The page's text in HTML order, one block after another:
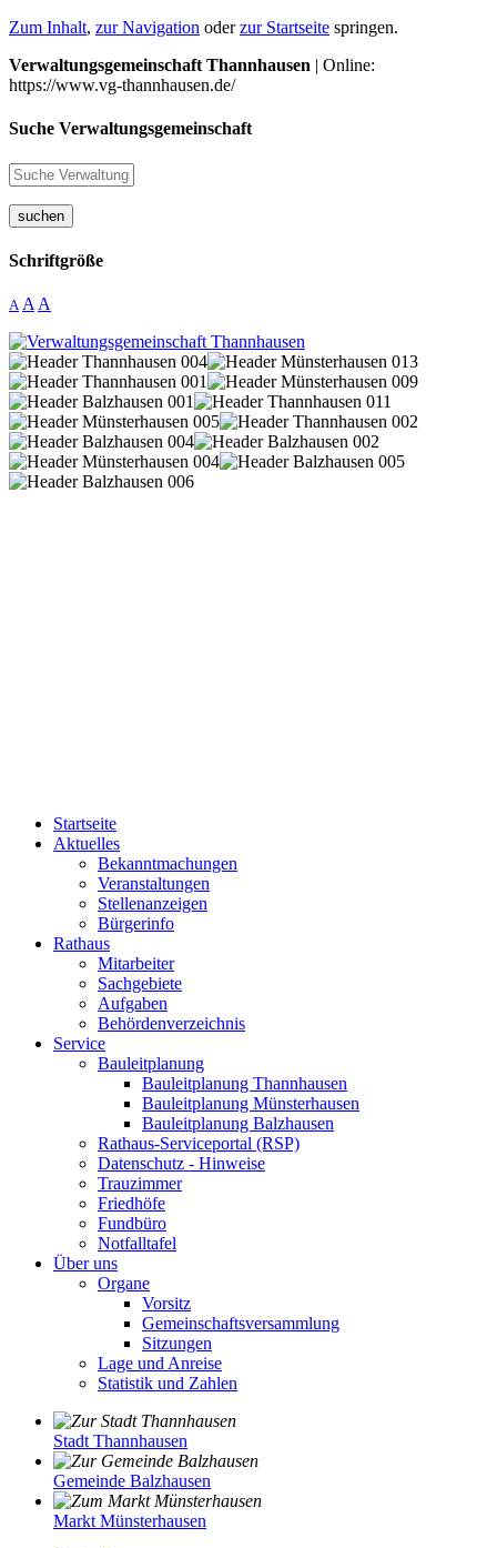
Zum Inhalt, zur Navigation oderzur Startseite springen.
Verwaltungsgemeinschaft Thannhausen | Online:
https://www.vg-thannhausen.de/
Suche Verwaltungsgemeinschaft
suchen
Schriftgröße
A A A
Startseite
Aktuelles
Bekanntmachungen
Veranstaltungen
Stellenanzeigen
Bürgerinfo
Rathaus
Mitarbeiter
Sachgebiete
Aufgaben
Behördenverzeichnis
Service
Bauleitplanung
Bauleitplanung Thannhausen
Bauleitplanung Münsterhausen
Bauleitplanung Balzhausen
Rathaus-Serviceportal (RSP)
Datenschutz - Hinweise
Trauzimmer
Friedhöfe
Fundbüro
Notfalltafel
Über uns
Organe
Vorsitz
Gemeinschaftsversammlung
Sitzungen
Lage und Anreise
Statistik und Zahlen
Stadt Thannhausen
Gemeinde Balzhausen
Markt Münsterhausen